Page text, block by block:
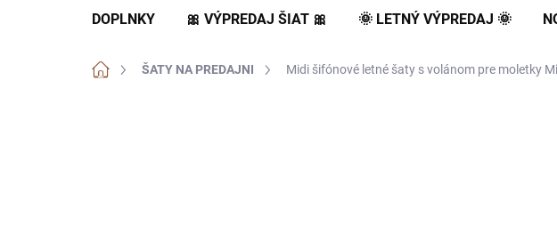
DOPLNKY 🎀 VÝPREDAJ ŠIAT 🎀 🌞 LETNÝ VÝPREDAJ 🌞
DomovŠATY NA PREDAJNI Midi šifónové letné šaty s volánom pre moletky